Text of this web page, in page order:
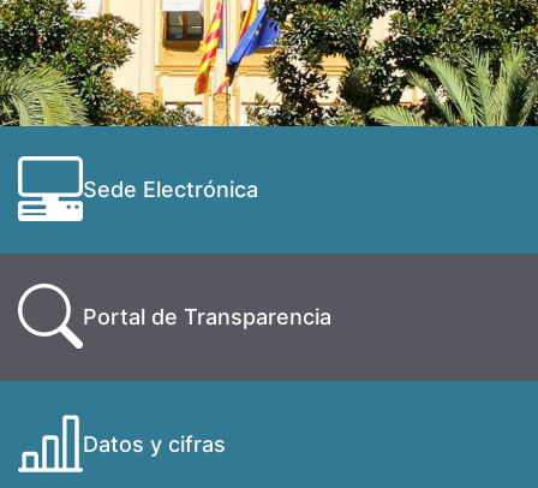
Sede Electrónica
Portal de Transparencia
Datos y cifras